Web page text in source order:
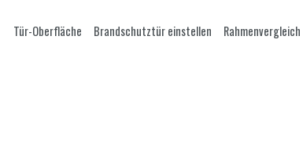
Tür-Oberfläche Brandschutztür einstellen Rahmenvergleich